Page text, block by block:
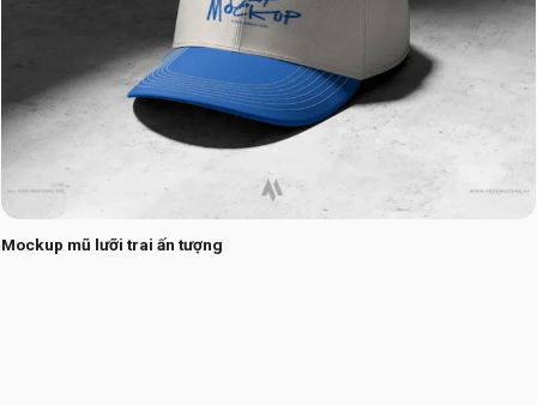
Mockup mũ lưỡi trai ấn tượng